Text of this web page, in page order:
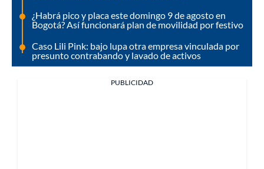
¿Habrá pico y placa este domingo 9 de agosto en
Bogotá? Así funcionará plan de movilidad por festivo
Caso Lili Pink: bajo lupa otra empresa vinculada por
presunto contrabando y lavado de activos
PUBLICIDAD